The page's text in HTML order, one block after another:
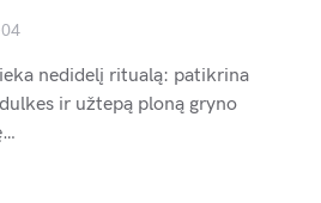
nedidelį ritualą: patikrina
ir užtepą ploną gryno